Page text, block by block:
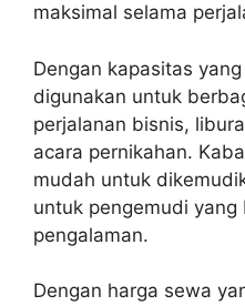
maksimal selama
Dengan kapasitas
digunakan untuk
perjalanan bisnis,
acara pernikahan.
mudah untuk
untuk pengemudi yang
pengalaman.
Dengan harga sewa